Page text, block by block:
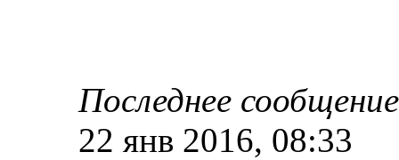
Последнее
22 янв 2016, 08:33